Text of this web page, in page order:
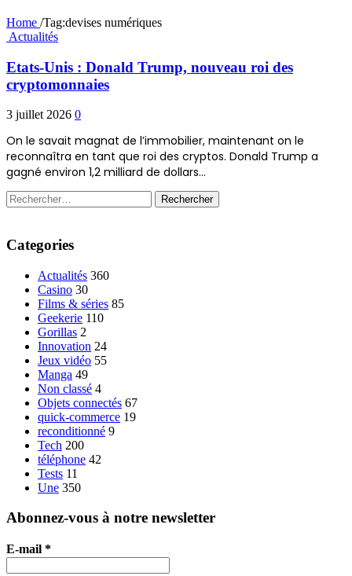
Home /Tag:devises numériques
Actualités
Etats-Unis : Donald Trump, nouveau roi des
cryptomonnaies
3 juillet 2026 0
On le savait magnat de l’immobilier, maintenant on le
reconnaîtra en tant que roi des cryptos. Donald Trump a
gagné environ 1,2 milliard de dollars…
Rechercher :
Categories
Actualités 360
Casino 30
Films & séries 85
Geekerie 110
Gorillas 2
Innovation 24
Jeux vidéo 55
Manga 49
Non classé 4
Objets connectés 67
quick-commerce 19
reconditionné 9
Tech 200
téléphone 42
Tests 11
Une 350
Abonnez-vous à notre newsletter
E-mail *